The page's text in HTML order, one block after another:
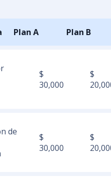
Plan A Plan B
de
$
30,000
$
30,000
$
$